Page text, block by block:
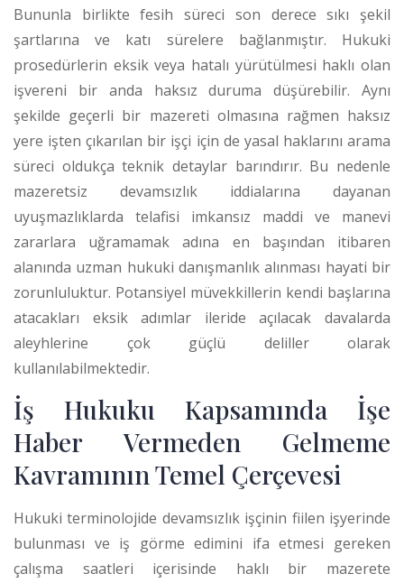
Bununla birlikte fesih süreci son derece sıkı şekil
şartlarına ve katı sürelere bağlanmıştır. Hukuki
prosedürlerin eksik veya hatalı yürütülmesi haklı olan
işvereni bir anda haksız duruma düşürebilir. Aynı
şekilde geçerli bir mazereti olmasına rağmen haksız
yere işten çıkarılan bir işçi için de yasal haklarını arama
süreci oldukça teknik detaylar barındırır. Bu nedenle
mazeretsiz devamsızlık iddialarına dayanan
uyuşmazlıklarda telafisi imkansız maddi ve manevi
zararlara uğramamak adına en başından itibaren
alanında uzman hukuki danışmanlık alınması hayati bir
zorunluluktur. Potansiyel müvekkillerin kendi başlarına
atacakları eksik adımlar ileride açılacak davalarda
aleyhlerine çok güçlü deliller olarak
kullanılabilmektedir.
İş Hukuku Kapsamında İşe
Haber Vermeden Gelmeme
Kavramının Temel Çerçevesi
Hukuki terminolojide devamsızlık işçinin fiilen işyerinde
bulunması ve iş görme edimini ifa etmesi gereken
çalışma saatleri içerisinde haklı bir mazerete